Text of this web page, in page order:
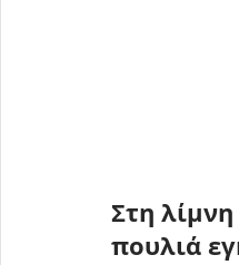
Στη
πουλιά